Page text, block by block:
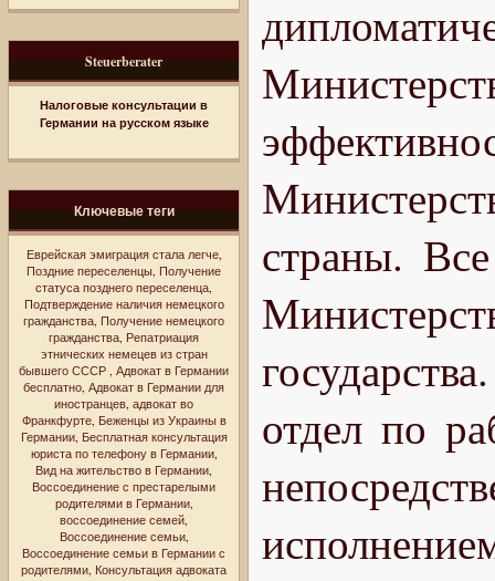
Steuerberater
Налоговые консультации в
Германии на русском языке
Ключевые теги
Еврейская эмиграция стала легче,
Поздние переселенцы, Получение
статуса позднего переселенца,
Подтверждение наличия немецкого
гражданства, Получение немецкого
гражданства, Репатриация
этнических немецев из стран
бывшего СССР , Адвокат в Германии
бесплатно, Адвокат в Германии для
иностранцев, адвокат во
Франкфурте, Беженцы из Украины в
Германии, Бесплатная консультация
юриста по телефону в Германии,
Вид на жительство в Германии,
Воссоединение с престарелыми
родителями в Германии,
воссоединение семей,
Воссоединение семьи,
Воссоединение семьи в Германии с
родителями, Консультация адвоката
страны.
отдел по